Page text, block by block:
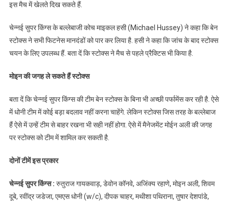
इस मैच में खेलते दिख सकते हैं.
चेन्नई सुपर किंग्स के बल्लेबाजी कोच माइकल हसी (Michael Hussey) ने कहा कि बेन
स्टोक्स ने सभी फिटनेस मानदंडों को पार कर लिया है. हसी ने कहा कि जांच के बाद स्टोक्स
चयन के लिए उपलब्ध हैं. बता दें कि स्टोक्स ने मैच से पहले प्रैक्टिस भी किया है.
मोइन की जगह ले सकते हैं स्टोक्स
बता दें कि चेन्नई सुपर किंग्स की टीम बेन स्टोक्स के बिना भी अच्छी पर्फामेंस कर रही है. ऐसे
में धोनी टीम में कोई बड़ा बदलाव नहीं करना चाहेंगे. लेकिन स्टोक्स जिस तरह के बल्लेबाज
हैं ऐसे में उन्हें टीम से बाहर रखना भी सही नहीं होगा. ऐसे में मैनेजमेंट मोईन अली की जगह
पर स्टोक्स को टीम में शामिल कर सकती है.
दोनों टीमें इस प्रकार
चेन्नई सुपर किंग्स: रुतुराज गायकवाड़, डेवोन कॉनवे, अजिंक्य रहाणे, मोइन अली, शिवम
दूबे, रवींद्र जडेजा, एमएस धोनी (w/c), दीपक चाहर, मथीशा पथिराना, तुषार देशपांडे,